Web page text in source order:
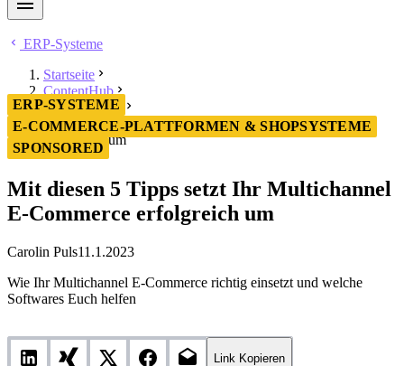
ERP-Systeme
Startseite
ContentHub
ERP-Systeme
Mit diesen 5 Tipps setzt Ihr Multichannel E-Commerce
erfolgreich um
ERP-SYSTEME
E-COMMERCE-PLATTFORMEN & SHOPSYSTEME
SPONSORED
Mit diesen 5 Tipps setzt Ihr Multichannel
E-Commerce erfolgreich um
Carolin Puls11.1.2023
Wie Ihr Multichannel E-Commerce richtig einsetzt und welche
Softwares Euch helfen
Link Kopieren